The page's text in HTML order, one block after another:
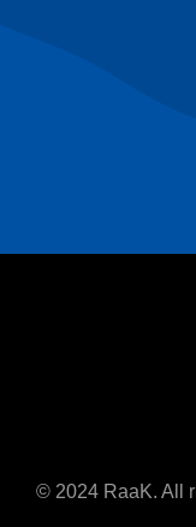
© 2024 RaaK. All